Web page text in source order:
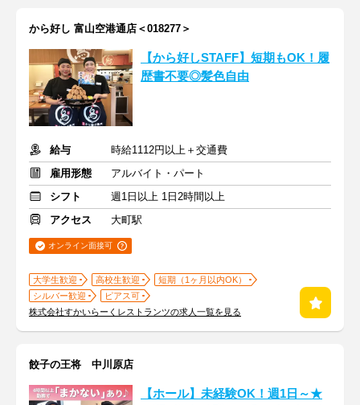
から好し 富山空港通店＜018277＞
【から好しSTAFF】短期もOK！履
歴書不要◎髪色自由
給与
時給1112円以上＋交通費
雇用形態
アルバイト・パート
シフト
週1日以上 1日2時間以上
アクセス
大町駅
オンライン面接可
大学生歓迎 高校生歓迎
短期（1ヶ月以内OK）
シルバー歓迎
ピアス可
株式会社すかいらーくレストランツの求人一覧を見る
餃子の王将 中川原店
【ホール】未経験OK！週1日～★